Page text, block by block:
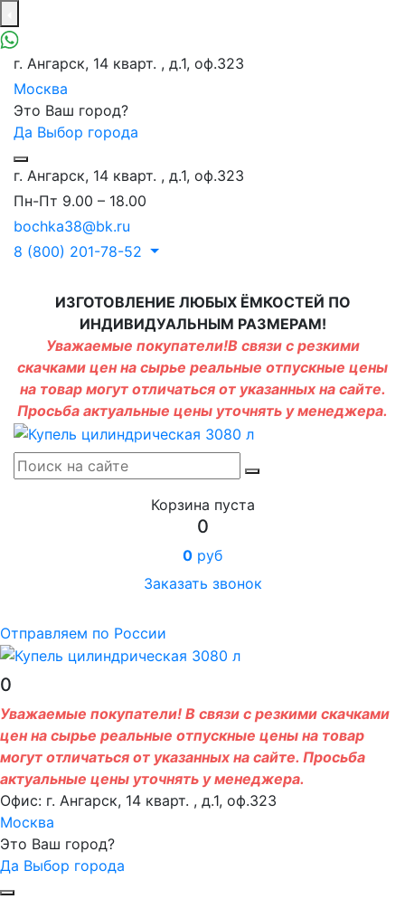
г. Ангарск, 14 кварт. , д.1, оф.323
Москва
Это Ваш город?
Да Выбор города
г. Ангарск, 14 кварт. , д.1, оф.323
Пн-Пт 9.00 – 18.00
bochka38@bk.ru
8 (800) 201-78-52
ИЗГОТОВЛЕНИЕ ЛЮБЫХ ЁМКОСТЕЙ ПО
ИНДИВИДУАЛЬНЫМ РАЗМЕРАМ!
Уважаемые покупатели!В связи с резкими
скачками цен на сырье реальные отпускные цены
на товар могут отличаться от указанных на сайте.
Просьба актуальные цены уточнять у менеджера.
Корзина пуста
0
0 руб
Заказать звонок
Отправляем по России
0
Уважаемые покупатели! В связи с резкими скачками
цен на сырье реальные отпускные цены на товар
могут отличаться от указанных на сайте. Просьба
актуальные цены уточнять у менеджера.
Офис: г. Ангарск, 14 кварт. , д.1, оф.323
Москва
Это Ваш город?
Да Выбор города